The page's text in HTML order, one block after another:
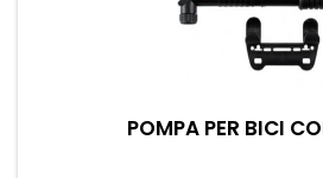
POMPA PER BICI